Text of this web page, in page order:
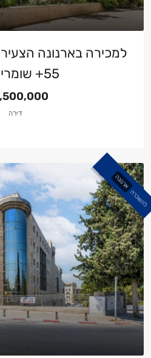
למכירה בארנונה הצעירה
55+ שומרי שבת
דירה
להשכרה
ארנונה